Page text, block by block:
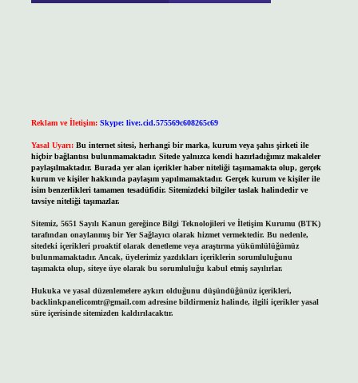
Reklam ve İletişim: Skype: live:.cid.575569c608265c69
Yasal Uyarı: Bu internet sitesi, herhangi bir marka, kurum veya şahıs şirketi ile
hiçbir bağlantısı bulunmamaktadır. Sitede yalnızca kendi hazırladığımız makaleler
paylaşılmaktadır. Burada yer alan içerikler haber niteliği taşımamakta olup, gerçek
kurum ve kişiler hakkında paylaşım yapılmamaktadır. Gerçek kurum ve kişiler ile
isim benzerlikleri tamamen tesadüfidir. Sitemizdeki bilgiler taslak halindedir ve
tavsiye niteliği taşımazlar.
Sitemiz, 5651 Sayılı Kanun gereğince Bilgi Teknolojileri ve İletişim Kurumu (BTK)
tarafından onaylanmış bir Yer Sağlayıcı olarak hizmet vermektedir. Bu nedenle,
sitedeki içerikleri proaktif olarak denetleme veya araştırma yükümlülüğümüz
bulunmamaktadır. Ancak, üyelerimiz yazdıkları içeriklerin sorumluluğunu
taşımakta olup, siteye üye olarak bu sorumluluğu kabul etmiş sayılırlar.
Hukuka ve yasal düzenlemelere aykırı olduğunu düşündüğünüz içerikleri,
backlinkpanelicomtr@gmail.comadresine bildirmeniz halinde, ilgili içerikler yasal
süre içerisinde sitemizden kaldırılacaktır.